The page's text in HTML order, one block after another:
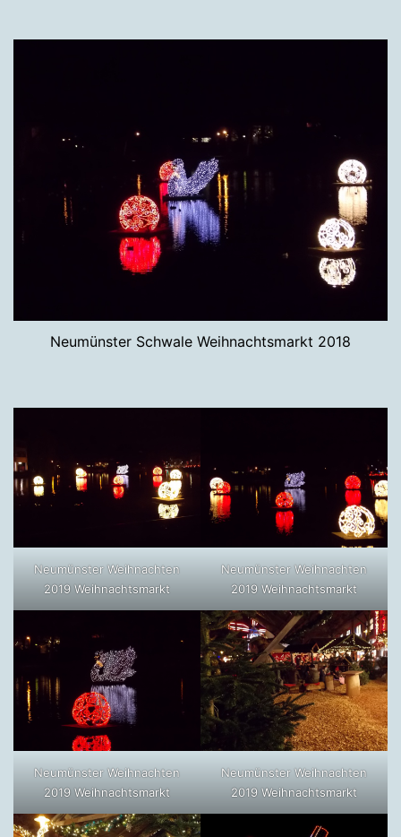
Neumünster Schwale Weihnachtsmarkt 2018
Neumünster Weihnachten
2019 Weihnachtsmarkt
Neumünster Weihnachten
2019 Weihnachtsmarkt
Neumünster Weihnachten
2019 Weihnachtsmarkt
Neumünster Weihnachten
2019 Weihnachtsmarkt